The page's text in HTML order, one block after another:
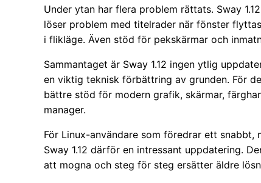
Under ytan har flera problem rättats. Sway
löser problem med titelrader när fönster
i flikläge. Även stöd för pekskärmar och
Sammantaget är Sway 1.12 ingen ytlig
en viktig teknisk förbättring av grunden. För
bättre stöd för modern grafik, skärmar,
manager.
För Linux-användare som föredrar ett
Sway 1.12 därför en intressant uppdatering.
att mogna och steg för steg ersätter äldre